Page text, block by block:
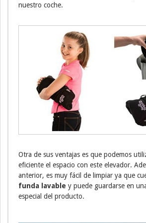
nuestro coche.
Otra de sus ventajas es que podemos
eficiente el espacio con este elevador.
anterior, es muy fácil de limpiar ya que
funda lavable y puede guardarse en
especial del producto.